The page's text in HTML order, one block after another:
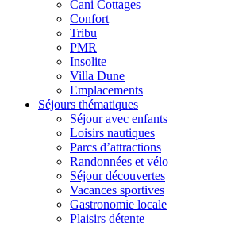
Cani Cottages
Confort
Tribu
PMR
Insolite
Villa Dune
Emplacements
Séjours thématiques
Séjour avec enfants
Loisirs nautiques
Parcs d’attractions
Randonnées et vélo
Séjour découvertes
Vacances sportives
Gastronomie locale
Plaisirs détente